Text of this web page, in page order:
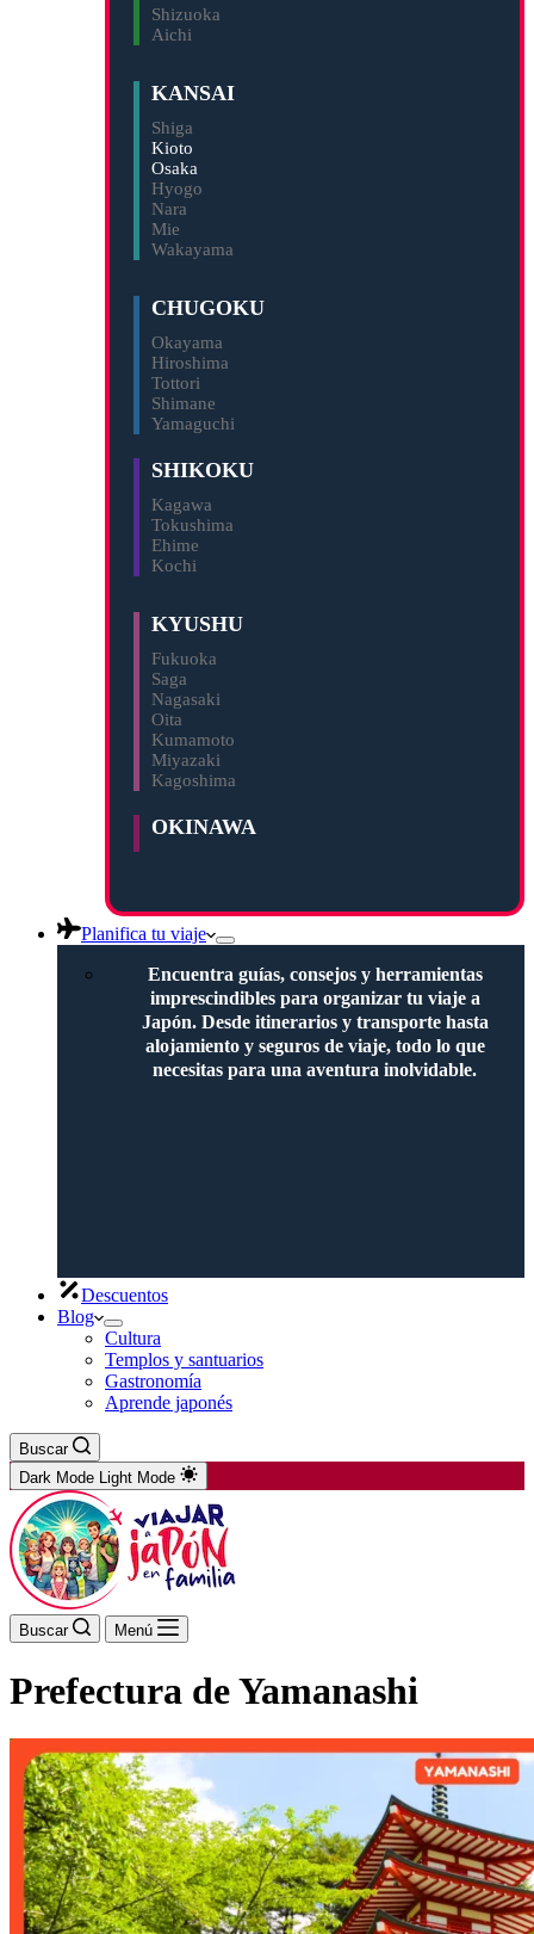
Shizuoka
Aichi
KANSAI
Shiga
Kioto
Osaka
Hyogo
Nara
Mie
Wakayama
CHUGOKU
Okayama
Hiroshima
Tottori
Shimane
Yamaguchi
SHIKOKU
Kagawa
Tokushima
Ehime
Kochi
KYUSHU
Fukuoka
Saga
Nagasaki
Oita
Kumamoto
Miyazaki
Kagoshima
OKINAWA
Planifica tu viaje
Encuentra guías, consejos y herramientas
imprescindibles para organizar tu viaje a
Japón. Desde itinerarios y transporte hasta
alojamiento y seguros de viaje, todo lo que
necesitas para una aventura inolvidable.
Descuentos
Blog
Cultura
Templos y santuarios
Gastronomía
Aprende japonés
Buscar
Dark Mode Light Mode
Buscar Menú
Prefectura de Yamanashi